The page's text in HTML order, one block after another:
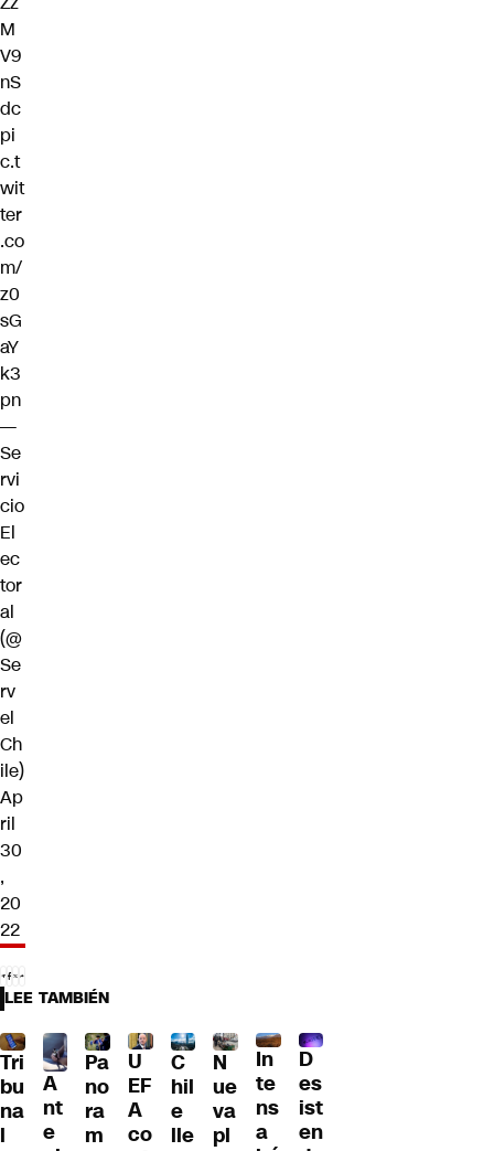
M
V9
nS
dc
pi
c.t
wit
ter
.co
m/
z0
sG
aY
k3
pn
—
Se
rvi
cio
El
ec
tor
al
(@
Se
rv
el
Ch
ile)
Ap
ril
30
,
20
22
LEE TAMBIÉN
Tri
bu
na
l
A
nt
e
Pa
no
ra
m
U
EF
A
co
C
hil
e
lle
N
ue
va
pl
In
te
ns
a
D
es
ist
en